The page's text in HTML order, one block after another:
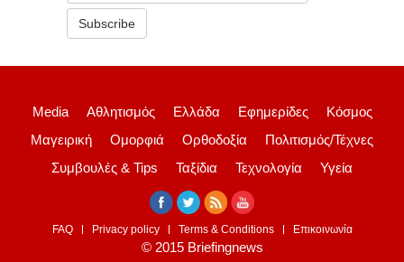
Subscribe
Media Αθλητισμός Ελλάδα Εφημερίδες
Κόσμος
Μαγειρική
Ομορφιά Ορθοδοξία
Πολιτισμός/Τέχνες
Συμβουλές & Tips
Ταξίδια Τεχνολογία Υγεία
FAQ Privacy policy Terms & Conditions Επικοινωνία
© 2015 Briefingnews